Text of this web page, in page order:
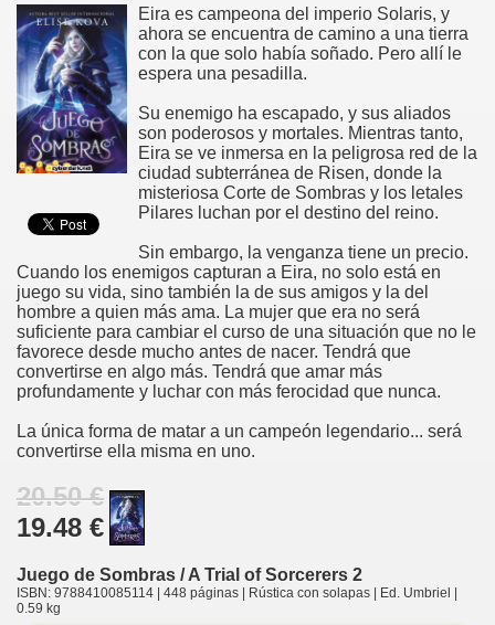
Eira es campeona del imperio Solaris, y
ahora se encuentra de camino a una tierra
con la que solo había soñado. Pero allí le
espera una pesadilla.
Su enemigo ha escapado, y sus aliados
son poderosos y mortales. Mientras tanto,
Eira se ve inmersa en la peligrosa red de la
ciudad subterránea de Risen, donde la
misteriosa Corte de Sombras y los letales
Pilares luchan por el destino del reino.
Sin embargo, la venganza tiene un precio.
Cuando los enemigos capturan a Eira, no solo está en
juego su vida, sino también la de sus amigos y la del
hombre a quien más ama. La mujer que era no será
suficiente para cambiar el curso de una situación que no le
favorece desde mucho antes de nacer. Tendrá que
convertirse en algo más. Tendrá que amar más
profundamente y luchar con más ferocidad que nunca.
La única forma de matar a un campeón legendario... será
convertirse ella misma en uno.
20.50 €
19.48 €
Juego de Sombras / A Trial of Sorcerers 2
ISBN: 9788410085114 | 448 páginas | Rústica con solapas | Ed. Umbriel |
0.59 kg